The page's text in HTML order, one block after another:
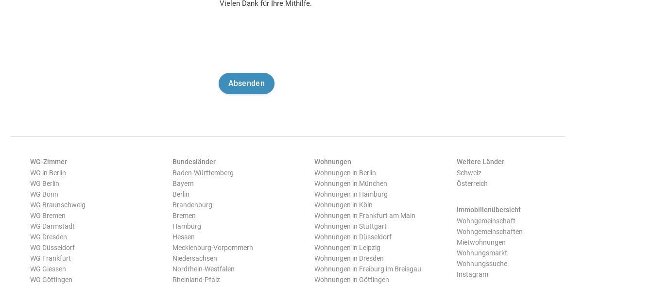
Vielen Dank für Ihre Mithilfe.
WG-Zimmer
WG in Berlin
WG Berlin
WG Bonn
WG Braunschweig
WG Bremen
WG Darmstadt
WG Dresden
WG Düsseldorf
WG Frankfurt
WG Giessen
WG Göttingen
Bundesländer
Baden-Württemberg
Bayern
Berlin
Brandenburg
Bremen
Hamburg
Hessen
Mecklenburg-Vorpommern
Niedersachsen
Nordrhein-Westfalen
Rheinland-Pfalz
Wohnungen
Wohnungen in Berlin
Wohnungen in München
Wohnungen in Hamburg
Wohnungen in Köln
Wohnungen in Frankfurt am Main
Wohnungen in Stuttgart
Wohnungen in Düsseldorf
Wohnungen in Leipzig
Wohnungen in Dresden
Wohnungen in Freiburg im Breisgau
Wohnungen in Göttingen
Weitere Länder
Schweiz
Österreich
Immobilienübersicht
Wohngemeinschaft
Wohngemeinschaften
Mietwohnungen
Wohnungsmarkt
Wohnungssuche
Instagram